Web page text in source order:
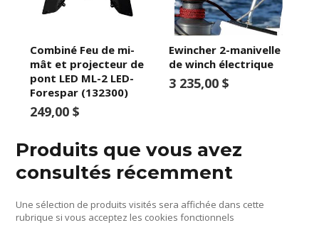
Combiné Feu de mi-
mât et projecteur de
pont LED ML-2 LED-
Forespar (132300)
249,00 $
Ewincher 2-manivelle
de winch électrique
3 235,00 $
Produits que vous avez
consultés récemment
Une sélection de produits visités sera affichée dans cette
rubrique si vous acceptez les cookies fonctionnels